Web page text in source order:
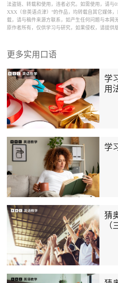
法盗链、转载和使用，违者必究。如需使用，请与
XXX（非英语点津）”的作品，均转载自其它媒体
载，请与稿件来源方联系，如产生任何问题与本网
原作者所有，仅供学习与研究，如果侵权，请提供
更多实用口语
学
用
学
猜
（